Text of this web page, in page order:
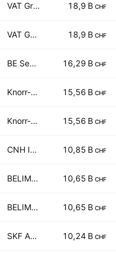
VAT Group AG 18,9 B CHF
VAT Group AG 18,9 B CHF
BE Semiconductor Industries N.V. 16,29 B CHF
Knorr-Bremse AG 15,56 B CHF
Knorr-Bremse AG 15,56 B CHF
CNH Industrial NV 10,85 B CHF
BELIMO Holding AG 10,65 B CHF
BELIMO Holding AG 10,65 B CHF
SKF AB Class B 10,24 B CHF